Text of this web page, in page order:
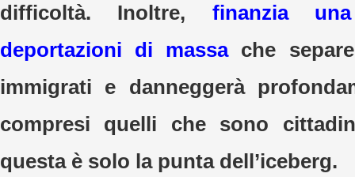
difficoltà. Inoltre, finanzia
deportazioni di massa che
immigrati e danneggerà
compresi quelli che sono
questa è solo la punta dell’iceberg.